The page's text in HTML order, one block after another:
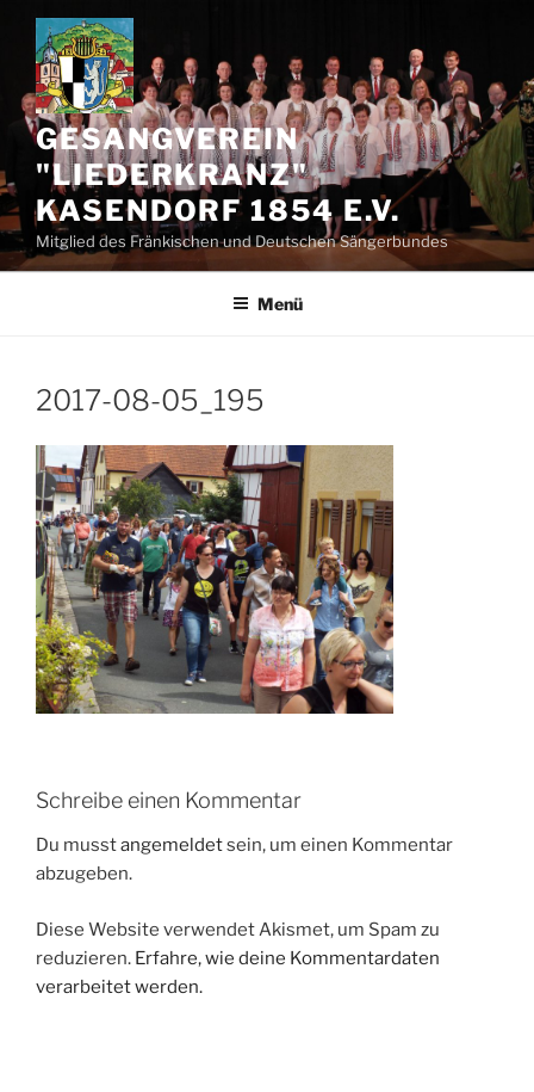
Zum
Inhalt
springen
GESANGVEREIN
"LIEDERKRANZ"
KASENDORF 1854 E.V.
Mitglied des Fränkischen und Deutschen Sängerbundes
Menü
2017-08-05_195
Schreibe einen Kommentar
Du musstangemeldetsein, um einen Kommentar
abzugeben.
Diese Website verwendet Akismet, um Spam zu
reduzieren. Erfahre, wie deine Kommentardaten
verarbeitet werden.